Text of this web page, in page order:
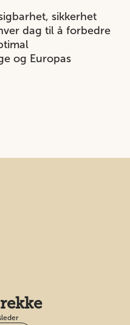
sikkerhet
dag til å forbedre
og Europas